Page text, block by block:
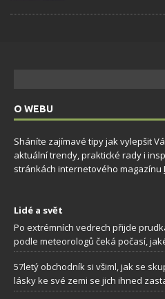
O WEBU
Sháníte zajímavé tipy jak vylepšit
aktuální trendy, praktické rady i
stránkách internetového magazínu
Lidé a svět
Po extrémních vedrech přijde
podle meteorologů čeká počasí,
57letý obchodník si všiml, jak se
lásky ke své zemi se jich ihned